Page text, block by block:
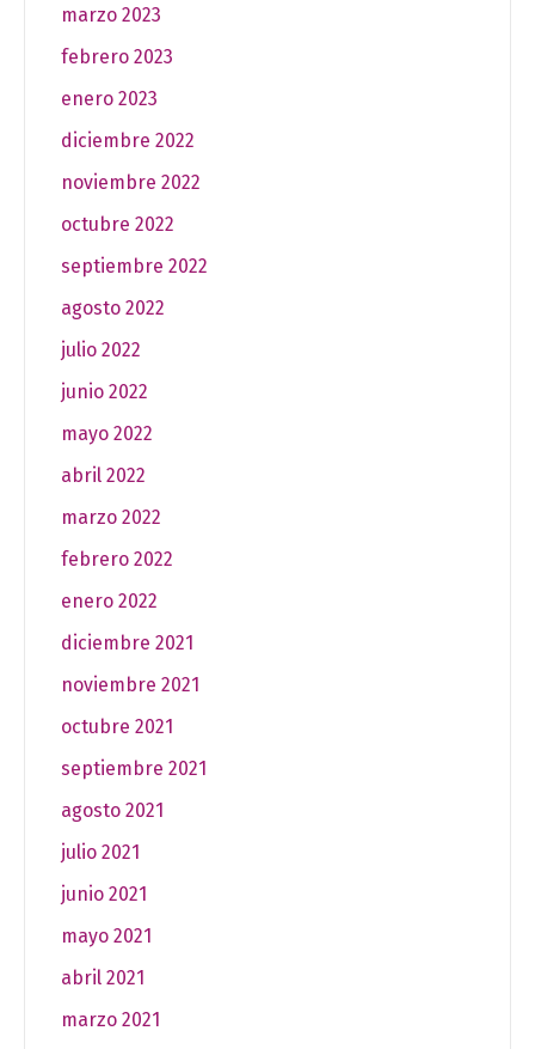
marzo 2023
febrero 2023
enero 2023
diciembre 2022
noviembre 2022
octubre 2022
septiembre 2022
agosto 2022
julio 2022
junio 2022
mayo 2022
abril 2022
marzo 2022
febrero 2022
enero 2022
diciembre 2021
noviembre 2021
octubre 2021
septiembre 2021
agosto 2021
julio 2021
junio 2021
mayo 2021
abril 2021
marzo 2021